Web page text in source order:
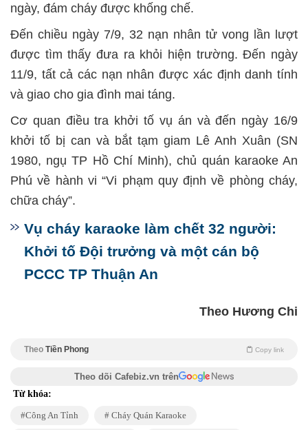
ngày, đám cháy được khống chế.
Đến chiều ngày 7/9, 32 nạn nhân tử vong lần lượt
được tìm thấy đưa ra khỏi hiện trường. Đến ngày
11/9, tất cả các nạn nhân được xác định danh tính
và giao cho gia đình mai táng.
Cơ quan điều tra khởi tố vụ án và đến ngày 16/9
khởi tố bị can và bắt tạm giam Lê Anh Xuân (SN
1980, ngụ TP Hồ Chí Minh), chủ quán karaoke An
Phú về hành vi “Vi phạm quy định về phòng cháy,
chữa cháy”.
Vụ cháy karaoke làm chết 32 người:
Khởi tố Đội trưởng và một cán bộ
PCCC TP Thuận An
Theo Hương Chi
Theo Tiền Phong Copy link
Theo dõi Cafebiz.vn trên
Từ khóa:
Công An Tỉnh Cháy Quán Karaoke